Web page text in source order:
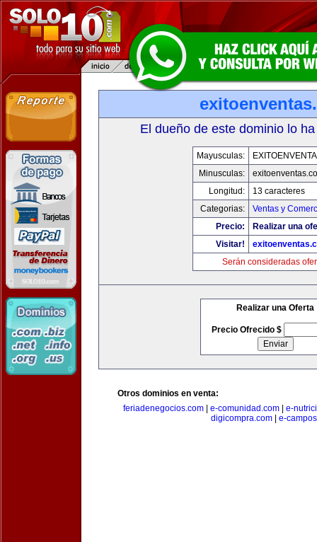
El dueño de este dominio lo
Mayusculas:
Minusculas:
Longitud:
13 caracteres
Categorias:
Ventas y
Precio:
Realizar una
Visitar!
Serán consideradas
Realizar una Oferta
Precio Ofrecido $
Otros dominios en venta:
feriadenegocios.com| e-comunidad.com| e-
digicompra.com
e-